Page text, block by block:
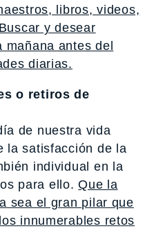
libros, videos,
y desear
antes del
diarias.
o retiros de
de nuestra vida
la satisfacción de la
individual en la
para ello.Que la
sea el gran pilar que
innumerables retos